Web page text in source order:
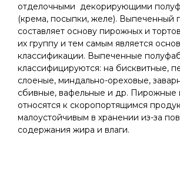
отделочными декорирующими
(крема, посыпки, желе). Выпеченный
составляет основу пирожных и
их группу и тем самым является
классификации. Выпеченные
классифицируются: на бисквитные,
слоеные, миндально-ореховые,
сбивные, вафельные и др. Пирожные
относятся к скоропортящимся
малоустойчивым в хранении из-за
содержания жира и влаги.